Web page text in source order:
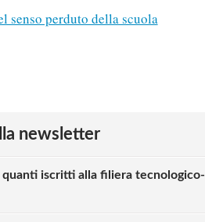
senso perduto della scuola
newsletter
quanti iscritti alla filiera tecnologico-